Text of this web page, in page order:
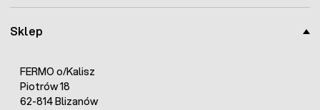
Sklep
FERMO o/Kalisz
Piotrów 18
62-814 Blizanów